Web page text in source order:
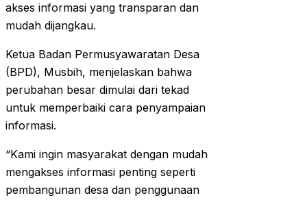
akses informasi yang transparan dan
mudah dijangkau.
Ketua Badan Permusyawaratan Desa
(BPD), Musbih, menjelaskan bahwa
perubahan besar dimulai dari tekad
untuk memperbaiki cara penyampaian
informasi.
“Kami ingin masyarakat dengan mudah
mengakses informasi penting seperti
pembangunan desa dan penggunaan